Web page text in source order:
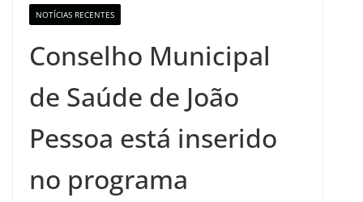
NOTÍCIAS RECENTES
Conselho Municipal
de Saúde de João
Pessoa está inserido
no programa